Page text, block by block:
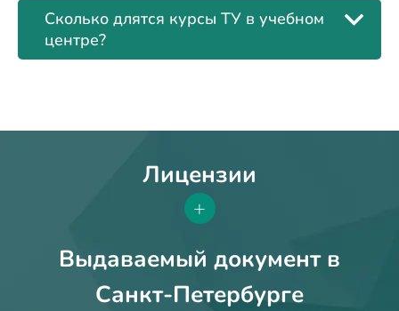
Сколько длятся курсы ТУ в учебном
центре?
Лицензии
+
Выдаваемый документ в
Санкт-Петербурге